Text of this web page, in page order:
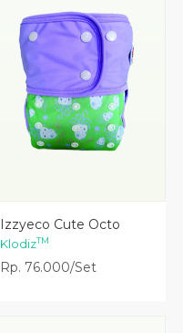
Lihat Detail
Izzyeco Cute Octo
KlodizTM
Rp. 76.000/Set